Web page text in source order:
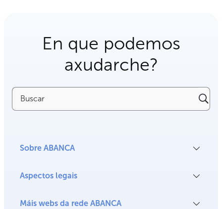
En que podemos
axudarche?
Buscar
Sobre ABANCA
Aspectos legais
Máis webs da rede ABANCA